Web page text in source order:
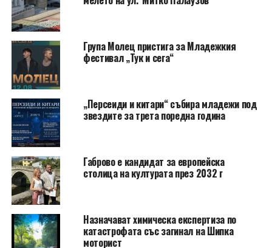
Група Молец пристига за Младежкия
фестивал „Тук и сега“
„Персеиди и китари“ събира младежи под
звездите за трета поредна година
Габрово е кандидат за европейска
столица на културата през 2032 г
Назначават химическа експертиза по
катастрофата със загинал на Шипка
моторист